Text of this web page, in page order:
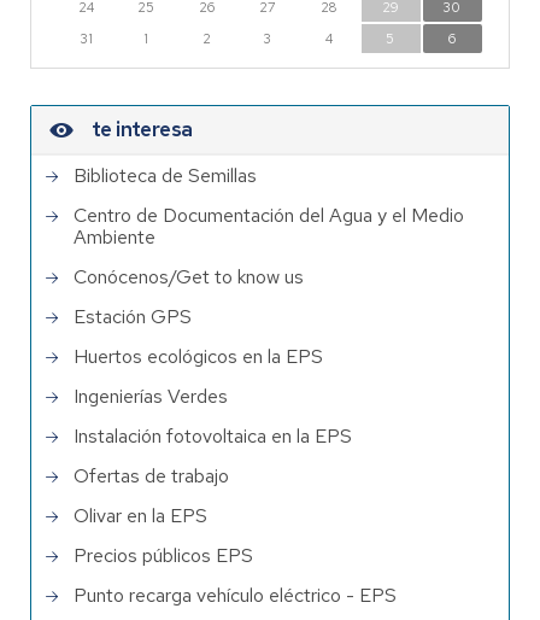
24
25 26 27 28 29
30
31
1 2 3 4 5 6
te interesa
Biblioteca de Semillas
Centro de Documentación del Agua y el Medio
Ambiente
Conócenos/Get to know us
Estación GPS
Huertos ecológicos en la EPS
Ingenierías Verdes
Instalación fotovoltaica en la EPS
Ofertas de trabajo
Olivar en la EPS
Precios públicos EPS
Punto recarga vehículo eléctrico - EPS